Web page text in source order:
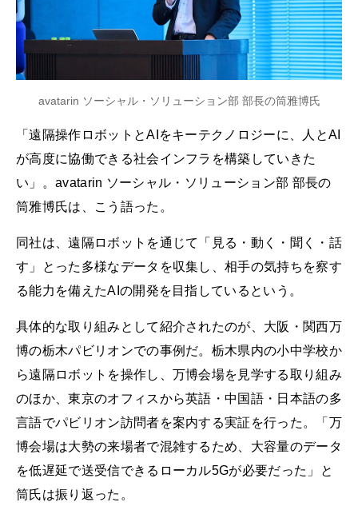
avatarin ソーシャル・ソリューション部 部長の筒雅博氏
「遠隔操作ロボットとAIをキーテクノロジーに、人とAI
が高度に協働できる社会インフラを構築していきた
い」。avatarin ソーシャル・ソリューション部 部長の
筒雅博氏は、こう語った。
同社は、遠隔ロボットを通じて「見る・動く・聞く・話
す」とった多様なデータを収集し、相手の気持ちを察す
る能力を備えたAIの開発を目指しているという。
具体的な取り組みとして紹介されたのが、大阪・関西万
博の栃木パビリオンでの事例だ。栃木県内の小中学校か
ら遠隔ロボットを操作し、万博会場を見学する取り組み
のほか、東京のオフィスから英語・中国語・日本語の多
言語でパビリオン訪問者を案内する実証を行った。「万
博会場は大勢の来場者で混雑するため、大容量のデータ
を低遅延で送受信できるローカル5Gが必要だった」と
筒氏は振り返った。